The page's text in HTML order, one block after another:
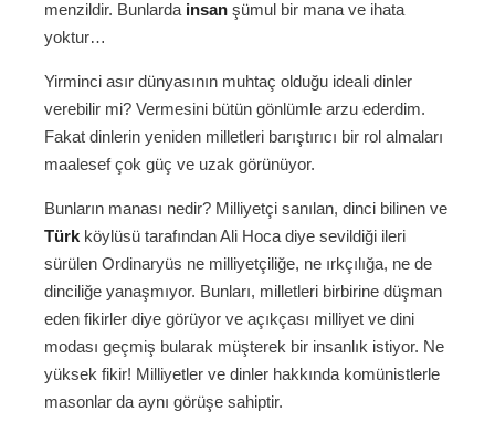
menzildir. Bunlarda insan şümul bir mana ve ihata
yoktur…
Yirminci asır dünyasının muhtaç olduğu ideali dinler
verebilir mi? Vermesini bütün gönlümle arzu ederdim.
Fakat dinlerin yeniden milletleri barıştırıcı bir rol almaları
maalesef çok güç ve uzak görünüyor.
Bunların manası nedir? Milliyetçi sanılan, dinci bilinen ve
Türk köylüsü tarafından Ali Hoca diye sevildiği ileri
sürülen Ordinaryüs ne milliyetçiliğe, ne ırkçılığa, ne de
dinciliğe yanaşmıyor. Bunları, milletleri birbirine düşman
eden fikirler diye görüyor ve açıkçası milliyet ve dini
modası geçmiş bularak müşterek bir insanlık istiyor. Ne
yüksek fikir! Milliyetler ve dinler hakkında komünistlerle
masonlar da aynı görüşe sahiptir.